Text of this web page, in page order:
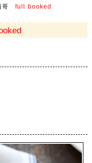
哥full booked